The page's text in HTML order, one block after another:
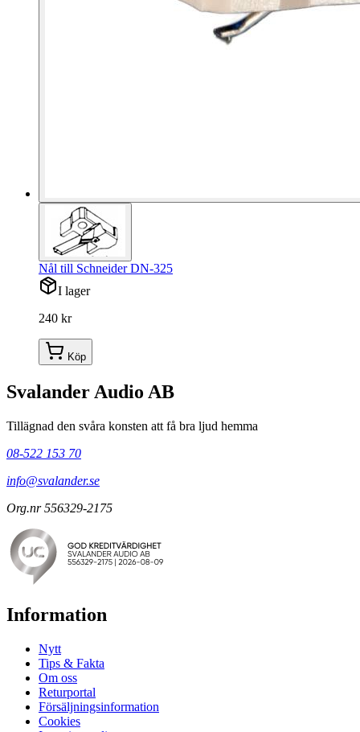
Nål till Schneider DN-325
I lager
240 kr
Köp
Svalander Audio AB
Tillägnad den svåra konsten att få bra ljud hemma
08-522 153 70
info@svalander.se
Org.nr 556329-2175
Information
Nytt
Tips & Fakta
Om oss
Returportal
Försäljningsinformation
Cookies